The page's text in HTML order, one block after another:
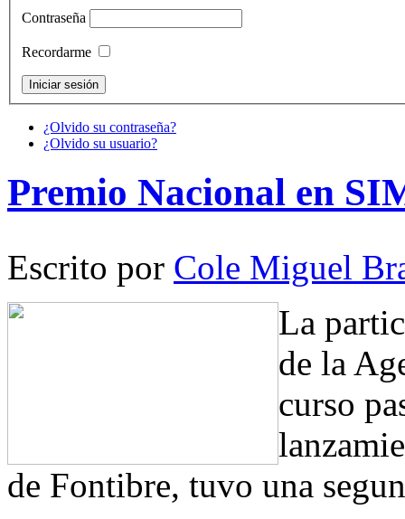
Contraseña
Recordarme
¿Olvido su contraseña?
¿Olvido su usuario?
Premio Nacional en
Escrito por Cole Miguel
La
de la
curso
de Fontibre, tuvo una